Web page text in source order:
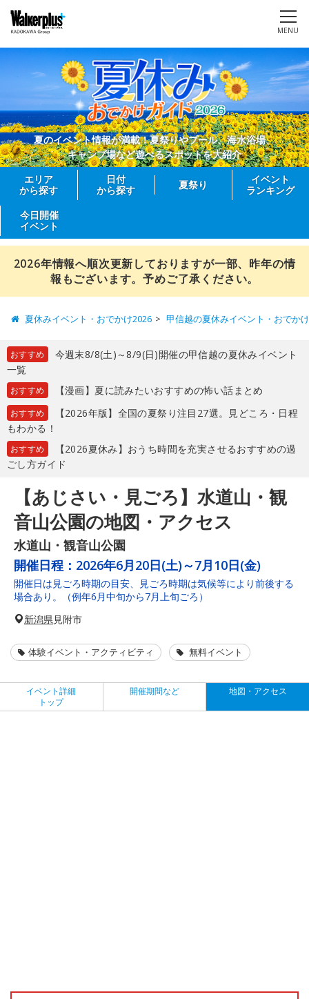
MENU
夏のイベント情報が満載！夏祭りやプール、海水浴場、
キャンプ場など遊べるスポットを大紹介
エリア
から探す
日付
から探す
夏祭り
イベント
ランキング
今日開催
イベント
2026年情報へ順次更新しておりますが一部、昨年の情
報もございます。予めご了承ください。
夏休みイベント・おでかけ2026 甲信越の夏休みイベント・おでか
おすすめ
今週末8/8(土)～8/9(日)開催の甲信越の夏休みイベント
一覧
おすすめ 【漫画】夏に読みたいおすすめの怖い話まとめ
おすすめ
【2026年版】全国の夏祭り注目27選。見どころ・日程
もわかる！
おすすめ
【2026夏休み】おうち時間を充実させるおすすめの過
ごし方ガイド
【あじさい・見ごろ】水道山・観
音山公園の地図・アクセス
水道山・観音山公園
開催日程： 2026年6月20日(土)～7月10日(金)
開催日は見ごろ時期の目安、見ごろ時期は気候等により前後する
場合あり。（例年6月中旬から7月上旬ごろ）
新潟県 見附市
体験イベント・アクティビティ 無料イベント
イベント詳細
トップ
開催期間など 地図・アクセス